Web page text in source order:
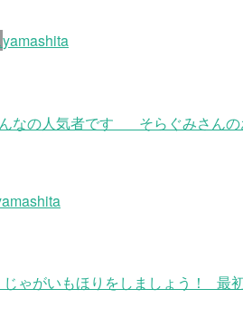
yamashita
なの人気者です そらぐみさん
がいもほりをしましょう！ 最